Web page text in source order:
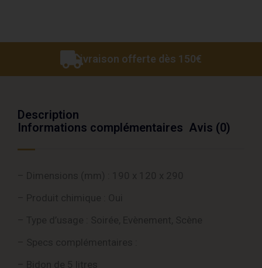
Livraison offerte dès 150€
Description
Informations complémentaires Avis (0)